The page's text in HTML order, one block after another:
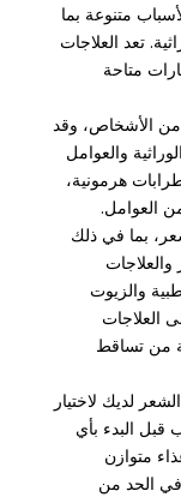
متنوعة بما
تعد العلاجات
متاحة
من الأشخاص، وقد
والعوامل
هرمونية،
العوامل.
بما في ذلك
والزيوت
العلاجات
من تساقط
لديك لاختيار
قبل البدء بأي
متوازن
الحد من